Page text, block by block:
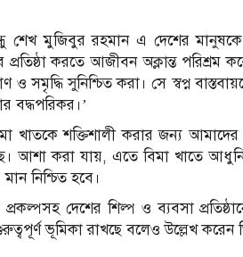
শেখ মুজিবুর রহমান এ দেশের
প্রতিষ্ঠা করতে আজীবন অক্লান্ত পরিশ্রম
ও সমৃদ্ধি সুনিশ্চিত করা। সে স্বপ্ন
বদ্ধপরিকর।’
খাতকে শক্তিশালী করার জন্য
আশা করা যায়, এতে বিমা খাতে
নিশ্চিত হবে।
দেশের শিল্প ও ব্যবসা
ভূমিকা রাখছে বলেও উল্লেখ করেন